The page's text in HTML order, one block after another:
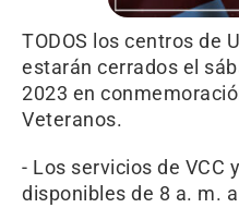
TODOS los centros de
estarán cerrados el
2023 en
Veteranos.
- Los servicios de VCC
disponibles de 8 a. m.